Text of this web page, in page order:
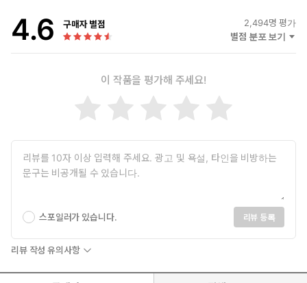
4.6 구매자 별점 2,494명 평가
별점 분포 보기
이 작품을 평가해 주세요!
스포일러가 있습니다. 리뷰 등록
리뷰 작성 유의사항